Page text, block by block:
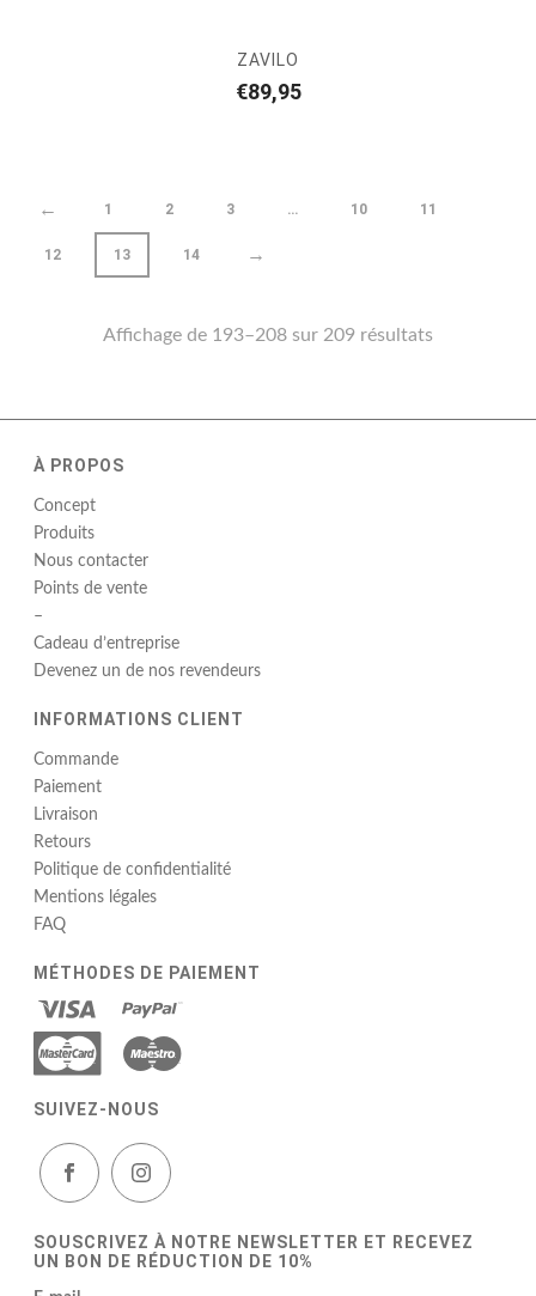
ZAVILO
€89,95
← 1 2 3 … 10 11
12 13 14 →
Affichage de 193–208 sur 209 résultats
À PROPOS
Concept
Produits
Nous contacter
Points de vente
–
Cadeau d’entreprise
Devenez un de nos revendeurs
INFORMATIONS CLIENT
Commande
Paiement
Livraison
Retours
Politique de confidentialité
Mentions légales
FAQ
MÉTHODES DE PAIEMENT
SUIVEZ-NOUS
SOUSCRIVEZ À NOTRE NEWSLETTER ET RECEVEZ
UN BON DE RÉDUCTION DE 10%